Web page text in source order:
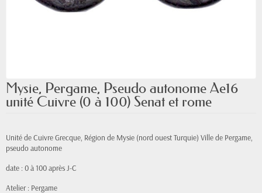
Mysie, Pergame, Pseudo autonome Ae16
unité Cuivre (0 à 100) Senat et rome
Unité de Cuivre Grecque, Région de Mysie (nord ouest Turquie) Ville de Pergame,
pseudo autonome
date : 0 à 100 après J-C
Atelier : Pergame